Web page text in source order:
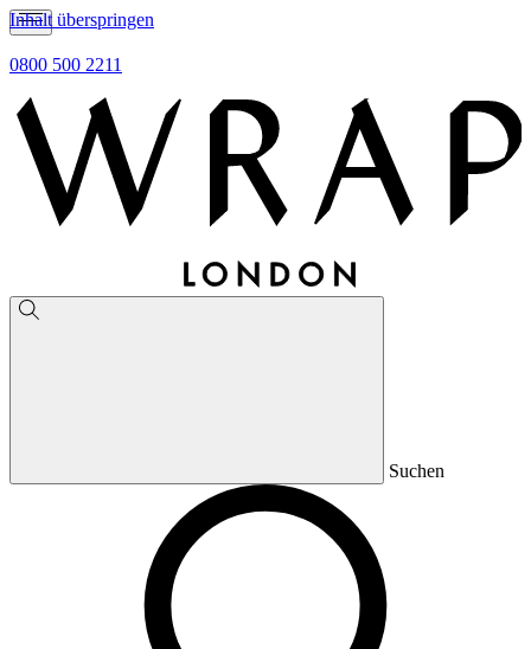
Inhalt überspringen
0800 500 2211
Suchen